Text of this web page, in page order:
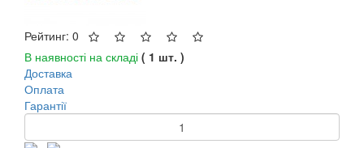
Рейтинг: 0
В наявності на складі ( 1 шт. )
Доставка
Оплата
Гарантії